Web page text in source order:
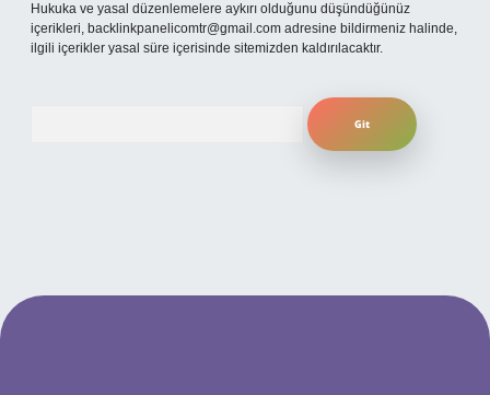
Hukuka ve yasal düzenlemelere aykırı olduğunu düşündüğünüz
içerikleri, backlinkpanelicomtr@gmail.com adresine bildirmeniz halinde,
ilgili içerikler yasal süre içerisinde sitemizden kaldırılacaktır.
yeni giriş adresi